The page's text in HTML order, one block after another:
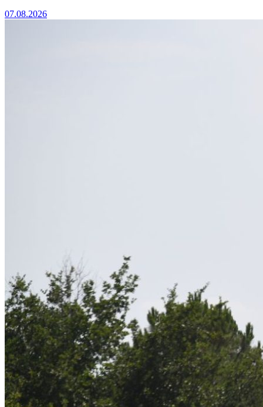
07.08.2026